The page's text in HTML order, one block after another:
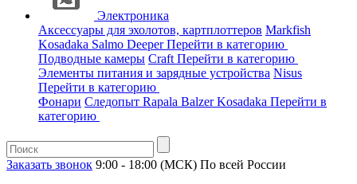
Электроника
Аксессуары для эхолотов, картплоттеров Markfish
Kosadaka Salmo DeeperПерейти в категорию
Подводные камеры Craft Перейти в категорию
Элементы питания и зарядные устройства Nisus
Перейти в категорию
Фонари Следопыт Rapala BalzerKosadaka Перейти в
категорию
Заказать звонок 9:00 - 18:00 (МСК) По всей России